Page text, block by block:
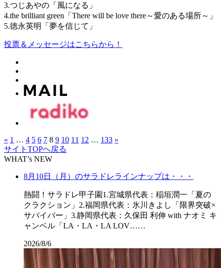
3.つじあやの「風になる」
4.the brilliant green「There will be love there～愛のある場所～」
5.徳永英明「夢を信じて」
投票＆メッセージはこちらから！
« 1 … 4 5 6 7 8 9 10 11 12 … 133 »
サイトTOPへ戻る
WHAT’s NEW
8月10日（月）のサラドレラインナップは・・・
熱闘！サラドレ甲子園1.宮城県代表：稲垣潤一「夏の
クラクション」2.福岡県代表：氷川きよし「限界突破×
サバイバー」3.静岡県代表：久保田 利伸 with ナオミ キ
ャンベル「LA・LA・LA LOV……
2026/8/6